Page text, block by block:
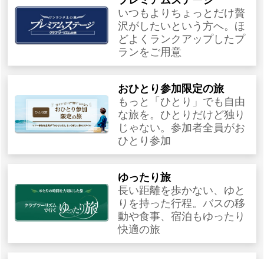
いつもよりちょっとだけ贅
沢がしたいという方へ。ほ
どよくランクアップしたプ
ランをご用意
おひとり参加限定の旅
もっと「ひとり」でも自由
な旅を。ひとりだけど独り
じゃない。参加者全員がお
ひとり参加
ゆったり旅
長い距離を歩かない、ゆと
りを持った行程。バスの移
動や食事、宿泊もゆったり
快適の旅